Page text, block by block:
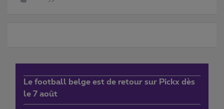
Le football belge est de retour sur Pickx dès
le 7 août